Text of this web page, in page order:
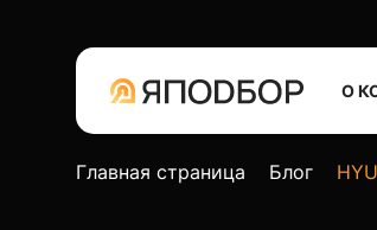
О
Главная страница Блог